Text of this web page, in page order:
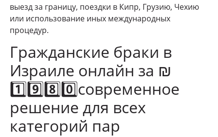
выезд за границу, поездки в Кипр, Грузию, Чехию
или использование иных международных
процедур.
Гражданские браки в
Израиле онлайн за ₪
1️⃣9️⃣8️⃣0️⃣современное
решение для всех
категорий пар